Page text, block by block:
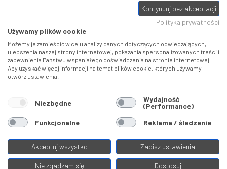
, w ramach sprzedaży premiowej. Dowiedz się jak
stronie promocji. Prezentowana wartość
eBonu uwzględnia fakt wyrażenia - w procesie rejestracji w Panelu
klienta- zgody na otrzymywanie drogą mailową informacji handlowo-
marketingowe, np. newsletter rowerowy. W przypadku braku zgody
wartość eBonu zostanie obniżona o 10 zł.
Pamiętaj, że eBony za produkty SIDI dotyczą zakupów w sklepach
SIDI Center, produkty Castelli zakupów w placówkach tworzących
Castelli Center.
Kontynuuj bez akceptacji
Polityka prywatności
Używamy plików cookie
Możemy je zamieścić w celu analizy danych dotyczących odwiedzających,
ulepszenia naszej strony internetowej, pokazania spersonalizowanych treści i
zapewnienia Państwu wspaniałego doświadczenia na stronie internetowej.
Aby uzyskać więcej informacji na temat plików cookie, których używamy,
otwórz ustawienia.
Niezbędne Wydajność
(Performance)
Funkcjonalne
Reklama / śledzenie
Akceptuj wszystko Zapisz ustawienia
Nie zgadzam się Dostosuj